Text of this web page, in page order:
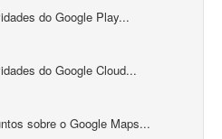
do Google Play...
do Google Cloud...
sobre o Google Maps...